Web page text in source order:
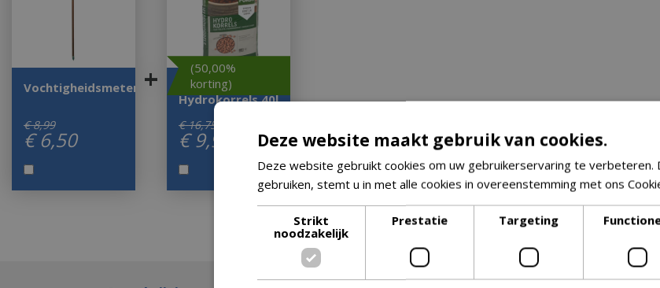
Vochtigheidsmeter
€ 8,99
€ 6,50
+
Hydrokorrels 40l
€ 16,75
€ 9,97
(50,00%
korting)
Deze website maakt gebruik van cookies.
Deze website gebruikt cookies om uw gebruikerservaring te
gebruiken, stemt u in met alle cookies in overeenstemming met ons
Strikt
noodzakelijk
Prestatie Targeting